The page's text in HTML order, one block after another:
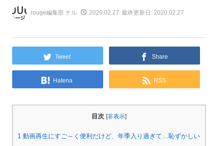
rouge編集部 ナル 2020.02.27 最終更新日: 2020.02.27
Tweet Share
Hatena RSS
目次 [非表示]
1動画再生にすご～く便利だけど、年季入り過ぎて…恥ずかしい